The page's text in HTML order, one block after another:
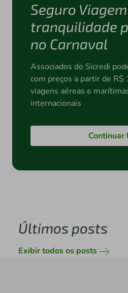
Seguro
tranquilidade
no Carnaval
Associados do Sicredi
com preços a partir de R$
viagens aéreas e
internacionais
Continuar
Últimos posts
Exibir todos os posts